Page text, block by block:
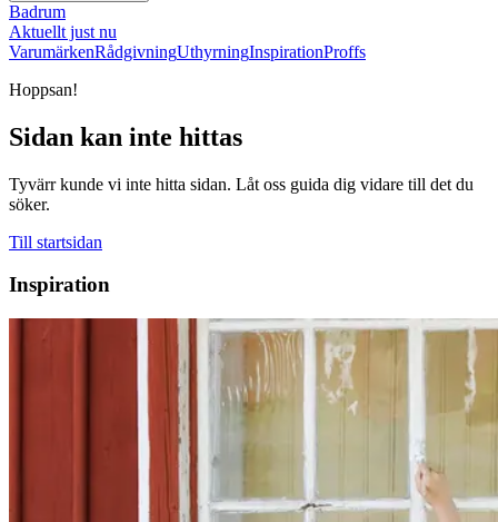
Badrum
Aktuellt just nu
VarumärkenRådgivningUthyrningInspirationProffs
Hoppsan!
Sidan kan inte hittas
Tyvärr kunde vi inte hitta sidan. Låt oss guida dig vidare till det du
söker.
Till startsidan
Inspiration